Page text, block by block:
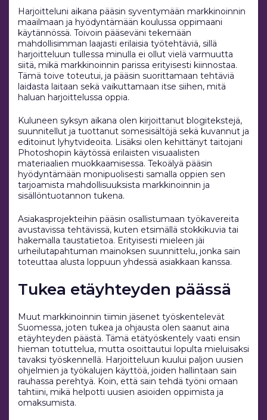
Harjoitteluni aikana pääsin syventymään markkinoinnin
maailmaan ja hyödyntämään koulussa oppimaani
käytännössä. Toivoin pääseväni tekemään
mahdollisimman laajasti erilaisia työtehtäviä, sillä
harjoitteluun tullessa minulla ei ollut vielä varmuutta
siitä, mikä markkinoinnin parissa erityisesti kiinnostaa.
Tämä toive toteutui, ja pääsin suorittamaan tehtäviä
laidasta laitaan sekä vaikuttamaan itse siihen, mitä
haluan harjoittelussa oppia.
Kuluneen syksyn aikana olen kirjoittanut blogitekstejä,
suunnitellut ja tuottanut somesisältöjä sekä kuvannut ja
editoinut lyhytvideoita. Lisäksi olen kehittänyt taitojani
Photoshopin käytössä erilaisten visuaalisten
materiaalien muokkaamisessa. Tekoälyä pääsin
hyödyntämään monipuolisesti samalla oppien sen
tarjoamista mahdollisuuksista markkinoinnin ja
sisällöntuotannon tukena.
Asiakasprojekteihin pääsin osallistumaan työkavereita
avustavissa tehtävissä, kuten etsimällä stokkikuvia tai
hakemalla taustatietoa. Erityisesti mieleen jäi
urheilutapahtuman mainoksen suunnittelu, jonka sain
toteuttaa alusta loppuun yhdessä asiakkaan kanssa.
Tukea etäyhteyden päässä
Muut markkinoinnin tiimin jäsenet työskentelevät
Suomessa, joten tukea ja ohjausta olen saanut aina
etäyhteyden päästä. Tämä etätyöskentely vaati ensin
hieman totuttelua, mutta osoittautui lopulta mieluisaksi
tavaksi työskennellä. Harjoitteluun kuului paljon uusien
ohjelmien ja työkalujen käyttöä, joiden hallintaan sain
rauhassa perehtyä. Koin, että sain tehdä työni omaan
tahtiini, mikä helpotti uusien asioiden oppimista ja
omaksumista.